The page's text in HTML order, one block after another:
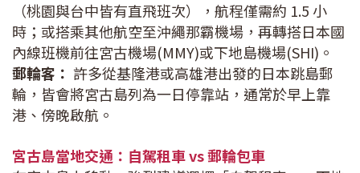
（桃園與台中皆有直飛班次），航程僅需約 1.5 小
時；或搭乘其他航空至沖繩那霸機場，再轉搭日本國
內線班機前往宮古機場(MMY)或下地島機場(SHI)。
郵輪客： 許多從基隆港或高雄港出發的日本跳島郵
輪，皆會將宮古島列為一日停靠站，通常於早上靠
港、傍晚啟航。
宮古島當地交通：自駕租車 vs 郵輪包車